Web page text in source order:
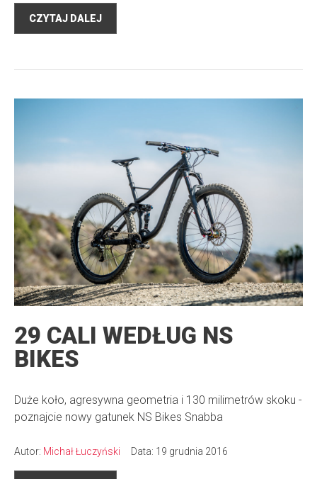
CZYTAJ DALEJ
29 CALI WEDŁUG NS
BIKES
Duże koło, agresywna geometria i 130 milimetrów skoku -
poznajcie nowy gatunek NS Bikes Snabba
Autor: Michał Łuczyński Data: 19 grudnia 2016